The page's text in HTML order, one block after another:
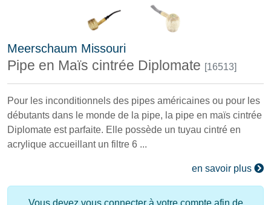
Meerschaum Missouri
Pipe en Maïs cintrée Diplomate [16513]
Pour les inconditionnels des pipes américaines ou pour les
débutants dans le monde de la pipe, la pipe en maïs cintrée
Diplomate est parfaite. Elle possède un tuyau cintré en
acrylique accueillant un filtre 6 ...
en savoir plus
Vous devez vous connecter à votre compte afin de